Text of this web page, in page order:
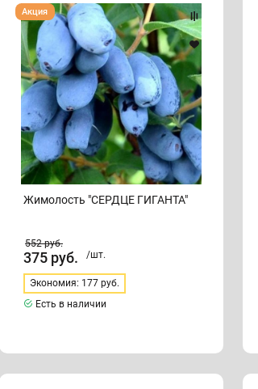
Жимолость
"СЕРДЦЕ
ГИГАНТА"
Жимолость "СЕРДЦЕ ГИГАНТА"
Акция
552руб.
375 руб. /шт.
Экономия: 177 руб.
Есть в наличии